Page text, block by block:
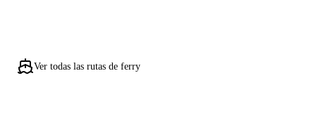
Ver todas las rutas de ferry